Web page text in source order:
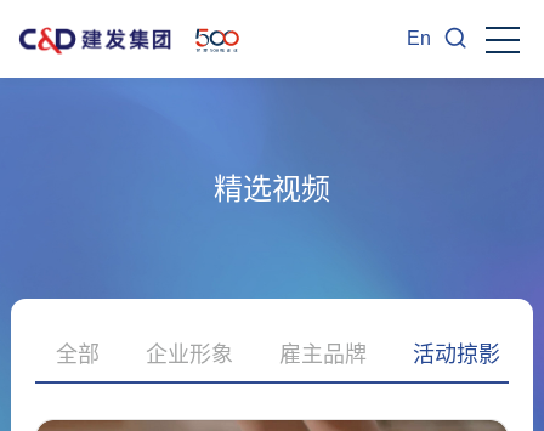
En
精选视频
全部 企业形象 雇主品牌 活动掠影